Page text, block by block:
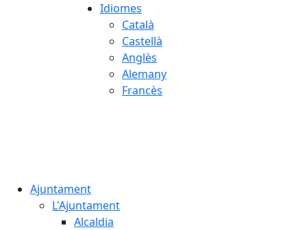
Idiomes
Català
Castellà
Anglès
Alemany
Francès
Ajuntament
L'Ajuntament
Alcaldia